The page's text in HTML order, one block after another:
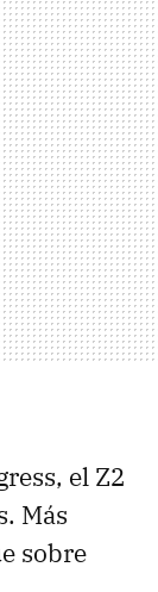
el Z2
Más
sobre